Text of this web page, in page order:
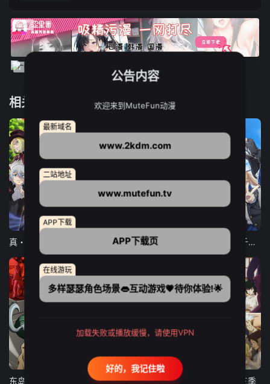
相关推荐
12集全
东京猫猫 NEW～♡ 弹珠汽水瓶里的千岁同学
更新至21集
古诺希亚 致不灭的你 第三季
公告内容
欢迎来到MuteFun动漫
最新域名
www.2kdm.com
二站地址
www.mutefun.tv
APP下载
APP下载页
在线游玩
多样瑟瑟角色场景👄互动游戏💗待你体验!🌟
加载失败或播放缓慢，请使用VPN
好的，我记住啦